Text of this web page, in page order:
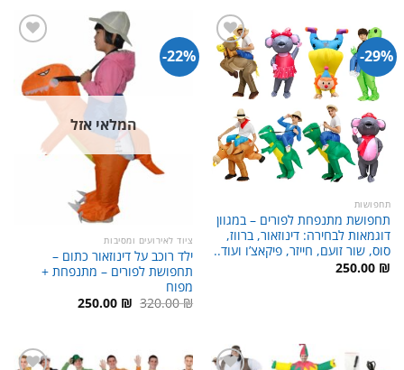
29%-
תחפושות
תחפושת מתנפחת לפורים – במגוון
דוגמאות לבחירה: דינוזאור, ברווז,
סוס, שור זועם, חייזר, פיקאצ’ו ועוד..
250.00 ₪
22%-
המלאי אזל
ציוד לאירועים ומסיבות
ילד רוכב על דינוזאור כתום –
תחפושת לפורים – מתנפחת +
מפוח
320.00₪ המחיר
המקורי
250.00 ₪ המחיר
הנוכחי